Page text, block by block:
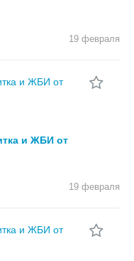
19 февраля
и ЖБИ от
19 февраля